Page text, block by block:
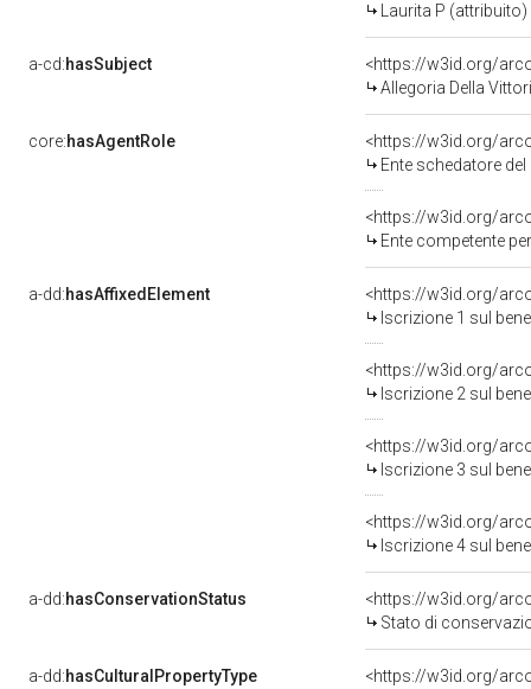
Laurita P (attribuito)
a-cd:hasSubject
<https://w3id.org/
Allegoria Della
core:hasAgentRole
<https://w3id.org/
Ente schedatore del
<https://w3id.org/
Ente competente per
a-dd:hasAffixedElement
<https://w3id.org/
Iscrizione 1 sul
<https://w3id.org/
Iscrizione 2 sul
<https://w3id.org/
Iscrizione 3 sul
<https://w3id.org/
Iscrizione 4 sul
a-dd:hasConservationStatus
<https://w3id.org/
Stato di
a-dd:hasCulturalPropertyType
<https://w3id.org/